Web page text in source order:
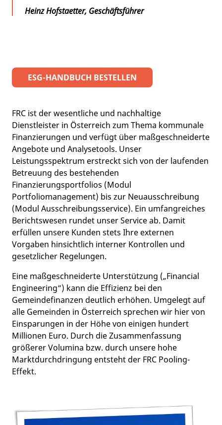
Heinz Hofstaetter, Geschäftsführer
ESG-HANDBUCH BESTELLEN
FRC ist der wesentliche und nachhaltige
Dienstleister in Österreich zum Thema kommunale
Finanzierungen und verfügt über maßgeschneiderte
Angebote und Analysetools. Unser
Leistungsspektrum erstreckt sich von der laufenden
Betreuung des bestehenden
Finanzierungsportfolios (Modul
Portfoliomanagement) bis zur Neuausschreibung
(Modul Ausschreibungsservice). Ein umfangreiches
Berichtswesen rundet unser Service ab. Damit
erfüllen unsere Kunden stets Ihre externen
Vorgaben hinsichtlich interner Kontrollen und
gesetzlicher Regelungen.
Eine maßgeschneiderte Unterstützung („Financial
Engineering“) kann die Effizienz bei den
Gemeindefinanzen deutlich erhöhen. Umgelegt auf
alle Gemeinden in Österreich sprechen wir hier von
Einsparungen in der Höhe von einigen hundert
Millionen Euro. Durch die Zusammenfassung
größerer Volumina bzw. durch unsere hohe
Marktdurchdringung entsteht der FRC Pooling-
Effekt.